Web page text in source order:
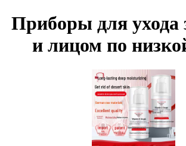
Приборы для ухода
и лицом по